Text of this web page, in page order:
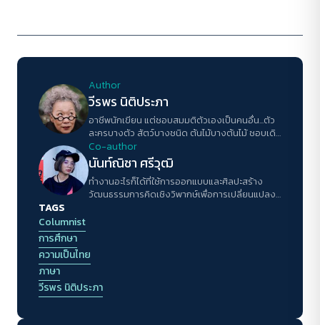
Author
วีรพร นิติประภา
อาชีพนักเขียน แต่ชอบสมมติตัวเองเป็นคนอื่น...ตัว
ละครบางตัว สัตว์บางชนิด ต้นไม้บางต้นไม้ ชอบเดิน
ทางในหัวโดยไม่ต้องเคลื่อนย้ายตัวไปไหน ไม่ชอบ
เวลาต้องตอบคำถามประเภทที่ไม่รู้ว่าคนถามจะรู้ไป
ทำไม กับถูกให้อธิบายตัวเอง
Co-author
นันท์ณิชา ศรีวุฒิ
ทำงานอะไรก็ได้ที่ใช้การออกแบบและศิลปะสร้าง
วัฒนธรรมการคิดเชิงวิพากษ์เพื่อการเปลี่ยนแปลง
TAGS
Columnist
การศึกษา
ความเป็นไทย
ภาษา
วีรพร นิติประภา